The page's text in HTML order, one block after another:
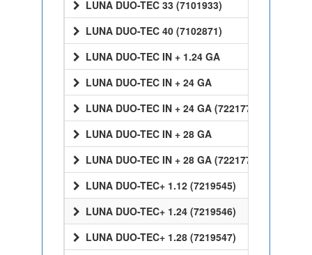
LUNA DUO-TEC 33 (7101933)
LUNA DUO-TEC 40 (7102871)
LUNA DUO-TEC IN + 1.24 GA
LUNA DUO-TEC IN + 24 GA
LUNA DUO-TEC IN + 24 GA (7221770)
LUNA DUO-TEC IN + 28 GA
LUNA DUO-TEC IN + 28 GA (7221772)
LUNA DUO-TEC+ 1.12 (7219545)
LUNA DUO-TEC+ 1.24 (7219546)
LUNA DUO-TEC+ 1.28 (7219547)